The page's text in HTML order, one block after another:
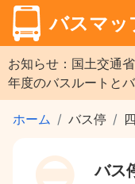
バスマッ
お知らせ：国土交通
年度のバスルートと
ホーム バス停
バス